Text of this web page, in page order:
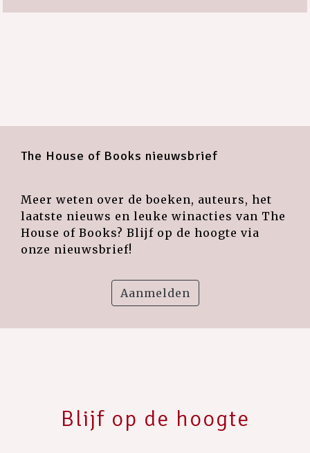
The House of Books nieuwsbrief
Meer weten over de boeken, auteurs, het
laatste nieuws en leuke winacties van The
House of Books? Blijf op de hoogte via
onze nieuwsbrief!
Aanmelden
Blijf op de hoogte